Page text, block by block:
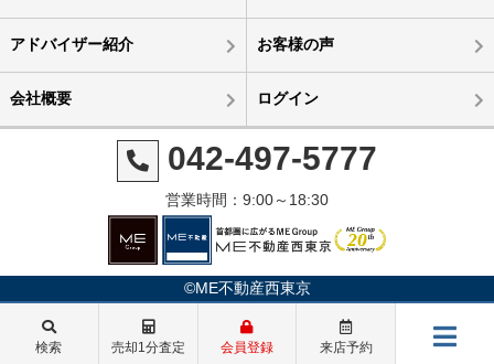
アドバイザー紹介 お客様の声
会社概要 ログイン
042-497-5777
営業時間：9:00～18:30
©ME不動産西東京
検索 売却1分査定 会員登録 来店予約